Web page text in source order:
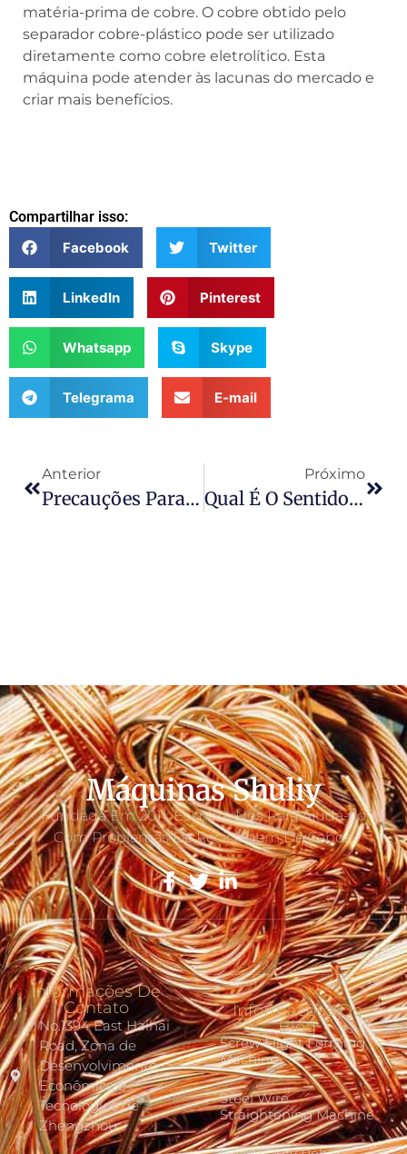
matéria-prima de cobre. O cobre obtido pelo
separador cobre-plástico pode ser utilizado
diretamente como cobre eletrolítico. Esta
máquina pode atender às lacunas do mercado e
criar mais benefícios.
Compartilhar isso:
Facebook
Twitter
LinkedIn Pinterest
Whatsapp Skype
Telegrama E-mail
Anterior
Precauções Para A Operação Da Máquina De Decapagem De Fio De Cobre
Próximo
Qual É O Sentido De Reciclar Cabos E Fios
Máquinas Shuliy
Fundada Em 2011. Escolha-Nos Para Ajudá-Lo
Com Problemas De Reciclagem De Cabos.
Informações De
Contato
No.1394 East Haihai
Road, Zona de
Desenvolvimento
Econômico e
Tecnológico de
Zhengzhou
Informações Do
Blog
Screw Flight Forming
Machine
Steel Wire
Straightening Machine